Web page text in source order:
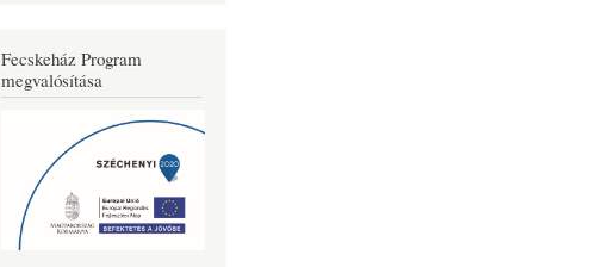
Fecskeház Program
megvalósítása